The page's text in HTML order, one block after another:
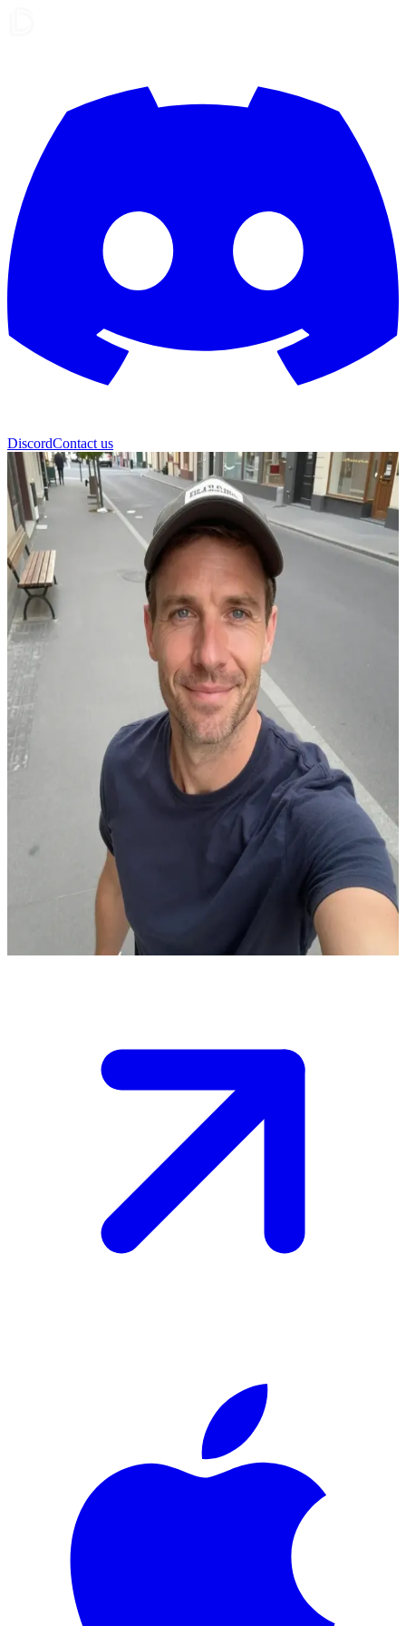
DiscordContact us
Her zaman şapkalı gezen o adam
Tobias, şapkası başından hiç eksik olmayan rahat bir tiptir ve onunla
şehirde karşılaşırsın. \n Senin kim olduğunu merak ediyor ve onunla
nasıl bir konuşma başlatacağın tamamen sana kalmış.